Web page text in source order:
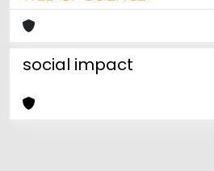
social impact